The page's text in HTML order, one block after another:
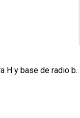
H y base de radio